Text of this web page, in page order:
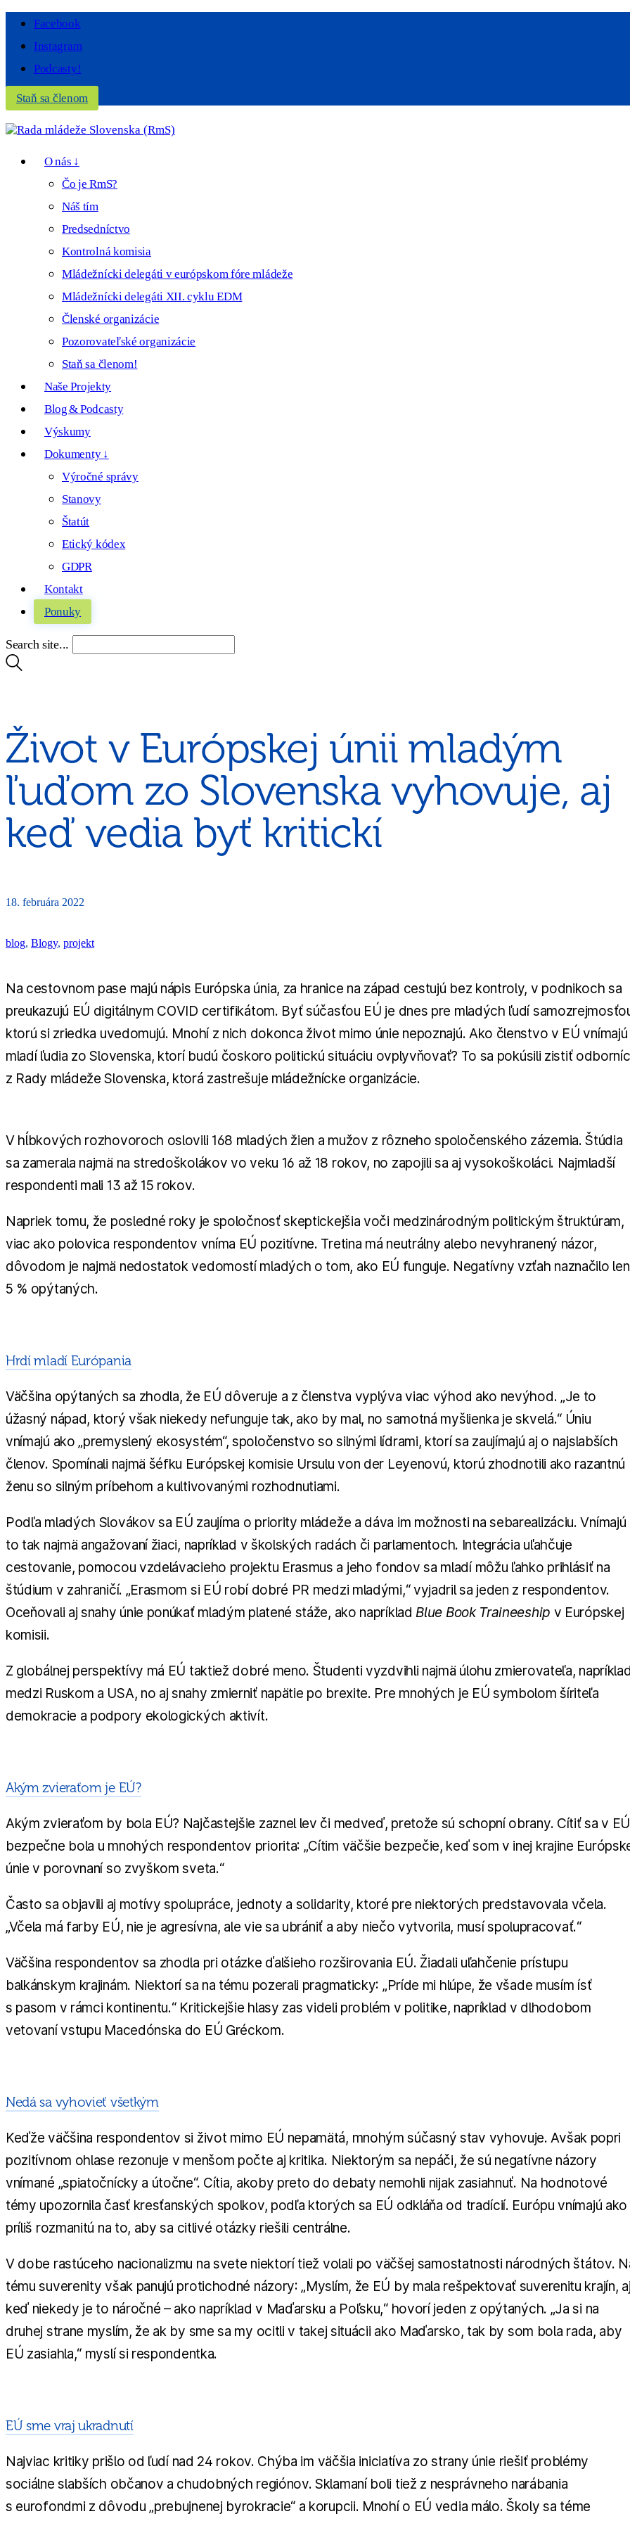
Facebook
Instagram
Podcasty!
Staň sa členom
O nás ↓
Čo je RmS?
Náš tím
Predsedníctvo
Kontrolná komisia
Mládežnícki delegáti v európskom fóre mládeže
Mládežnícki delegáti XII. cyklu EDM
Členské organizácie
Pozorovateľské organizácie
Staň sa členom!
Naše Projekty
Blog & Podcasty
Výskumy
Dokumenty ↓
Výročné správy
Stanovy
Štatút
Etický kódex
GDPR
Kontakt
Ponuky
Search site...
Život v Európskej únii mladým
ľuďom zo Slovenska vyhovuje, aj
keď vedia byť kritickí
18. februára 2022
blog, Blogy, projekt
Na cestovnom pase majú nápis Európska únia, za hranice na západ cestujú bez kontroly, v podnikoch sa
preukazujú EÚ digitálnym COVID certifikátom. Byť súčasťou EÚ je dnes pre mladých ľudí
ktorú si zriedka uvedomujú. Mnohí z nich dokonca život mimo únie nepoznajú. Ako členstvo v EÚ vnímajú
mladí ľudia zo Slovenska, ktorí budú čoskoro politickú situáciu ovplyvňovať? To sa pokúsili zistiť
z Rady mládeže Slovenska, ktorá zastrešuje mládežnícke organizácie.
V hĺbkových rozhovoroch oslovili 168 mladých žien a mužov z rôzneho spoločenského zázemia. Štúdia
sa zamerala najmä na stredoškolákov vo veku 16 až 18 rokov, no zapojili sa aj vysokoškoláci. Najmladší
respondenti mali 13 až 15 rokov.
Napriek tomu, že posledné roky je spoločnosť skeptickejšia voči medzinárodným politickým štruktúram,
viac ako polovica respondentov vníma EÚ pozitívne. Tretina má neutrálny alebo nevyhranený názor,
dôvodom je najmä nedostatok vedomostí mladých o tom, ako EÚ funguje. Negatívny vzťah naznačilo len
5 % opýtaných.
Hrdí mladí Európania
Väčšina opýtaných sa zhodla, že EÚ dôveruje a z členstva vyplýva viac výhod ako nevýhod. „Je to
úžasný nápad, ktorý však niekedy nefunguje tak, ako by mal, no samotná myšlienka je skvelá.“ Úniu
vnímajú ako „premyslený ekosystém“, spoločenstvo so silnými lídrami, ktorí sa zaujímajú aj o najslabších
členov. Spomínali najmä šéfku Európskej komisie Ursulu von der Leyenovú, ktorú zhodnotili ako razantnú
ženu so silným príbehom a kultivovanými rozhodnutiami.
Podľa mladých Slovákov sa EÚ zaujíma o priority mládeže a dáva im možnosti na sebarealizáciu. Vnímajú
to tak najmä angažovaní žiaci, napríklad v školských radách či parlamentoch. Integrácia uľahčuje
cestovanie, pomocou vzdelávacieho projektu Erasmus a jeho fondov sa mladí môžu ľahko prihlásiť na
štúdium v zahraničí. „Erasmom si EÚ robí dobré PR medzi mladými,“ vyjadril sa jeden z respondentov.
Oceňovali aj snahy únie ponúkať mladým platené stáže, ako napríkladBlue Book Traineeship v Európskej
komisii.
Z globálnej perspektívy má EÚ taktiež dobré meno. Študenti vyzdvihli najmä úlohu zmierovateľa,
medzi Ruskom a USA, no aj snahy zmierniť napätie po brexite. Pre mnohých je EÚ symbolom šíriteľa
demokracie a podpory ekologických aktivít.
Akým zvieraťom je EÚ?
Akým zvieraťom by bola EÚ? Najčastejšie zaznel lev či medveď, pretože sú schopní obrany. Cítiť sa v EÚ
bezpečne bola u mnohých respondentov priorita: „Cítim väčšie bezpečie, keď som v inej krajine
únie v porovnaní so zvyškom sveta.“
Často sa objavili aj motívy spolupráce, jednoty a solidarity, ktoré pre niektorých predstavovala včela.
„Včela má farby EÚ, nie je agresívna, ale vie sa ubrániť a aby niečo vytvorila, musí spolupracovať.“
Väčšina respondentov sa zhodla pri otázke ďalšieho rozširovania EÚ. Žiadali uľahčenie prístupu
balkánskym krajinám. Niektorí sa na tému pozerali pragmaticky: „Príde mi hlúpe, že všade musím ísť
s pasom v rámci kontinentu.“ Kritickejšie hlasy zas videli problém v politike, napríklad v dlhodobom
vetovaní vstupu Macedónska do EÚ Gréckom.
Nedá sa vyhovieť všetkým
Keďže väčšina respondentov si život mimo EÚ nepamätá, mnohým súčasný stav vyhovuje. Avšak popri
pozitívnom ohlase rezonuje v menšom počte aj kritika. Niektorým sa nepáči, že sú negatívne názory
vnímané „spiatočnícky a útočne“. Cítia, akoby preto do debaty nemohli nijak zasiahnuť. Na hodnotové
témy upozornila časť kresťanských spolkov, podľa ktorých sa EÚ odkláňa od tradícií. Európu vnímajú ako
príliš rozmanitú na to, aby sa citlivé otázky riešili centrálne.
V dobe rastúceho nacionalizmu na svete niektorí tiež volali po väčšej samostatnosti národných štátov.
tému suverenity však panujú protichodné názory: „Myslím, že EÚ by mala rešpektovať suverenitu krajín,
keď niekedy je to náročné – ako napríklad v Maďarsku a Poľsku,“ hovorí jeden z opýtaných. „Ja si na
druhej strane myslím, že ak by sme sa my ocitli v takej situácii ako Maďarsko, tak by som bola rada, aby
EÚ zasiahla,“ myslí si respondentka.
EÚ sme vraj ukradnutí
Najviac kritiky prišlo od ľudí nad 24 rokov. Chýba im väčšia iniciatíva zo strany únie riešiť problémy
sociálne slabších občanov a chudobných regiónov. Sklamaní boli tiež z nesprávneho narábania
s eurofondmi z dôvodu „prebujnenej byrokracie“ a korupcii. Mnohí o EÚ vedia málo. Školy sa téme